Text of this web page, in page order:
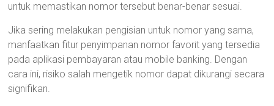
untuk memastikan nomor tersebut benar-benar sesuai.
Jika sering melakukan pengisian untuk nomor yang sama,
manfaatkan fitur penyimpanan nomor favorit yang tersedia
pada aplikasi pembayaran atau mobile banking. Dengan
cara ini, risiko salah mengetik nomor dapat dikurangi secara
signifikan.